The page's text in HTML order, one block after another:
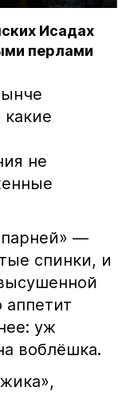
Исадах
перлами
какие
не
парней» —
спинки, и
аппетит
уж
воблёшка.